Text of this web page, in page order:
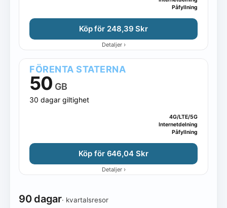
Påfyllning
Köp för 248,39 Skr
Detaljer ›
FÖRENTA STATERNA
50 GB
30 dagar giltighet
4G/LTE/5G
Internetdelning
Påfyllning
Köp för 646,04 Skr
Detaljer ›
90 dagar· kvartalsresor